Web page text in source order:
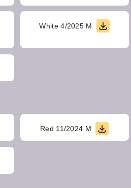
White 4/2025 M
Red 11/2024 M